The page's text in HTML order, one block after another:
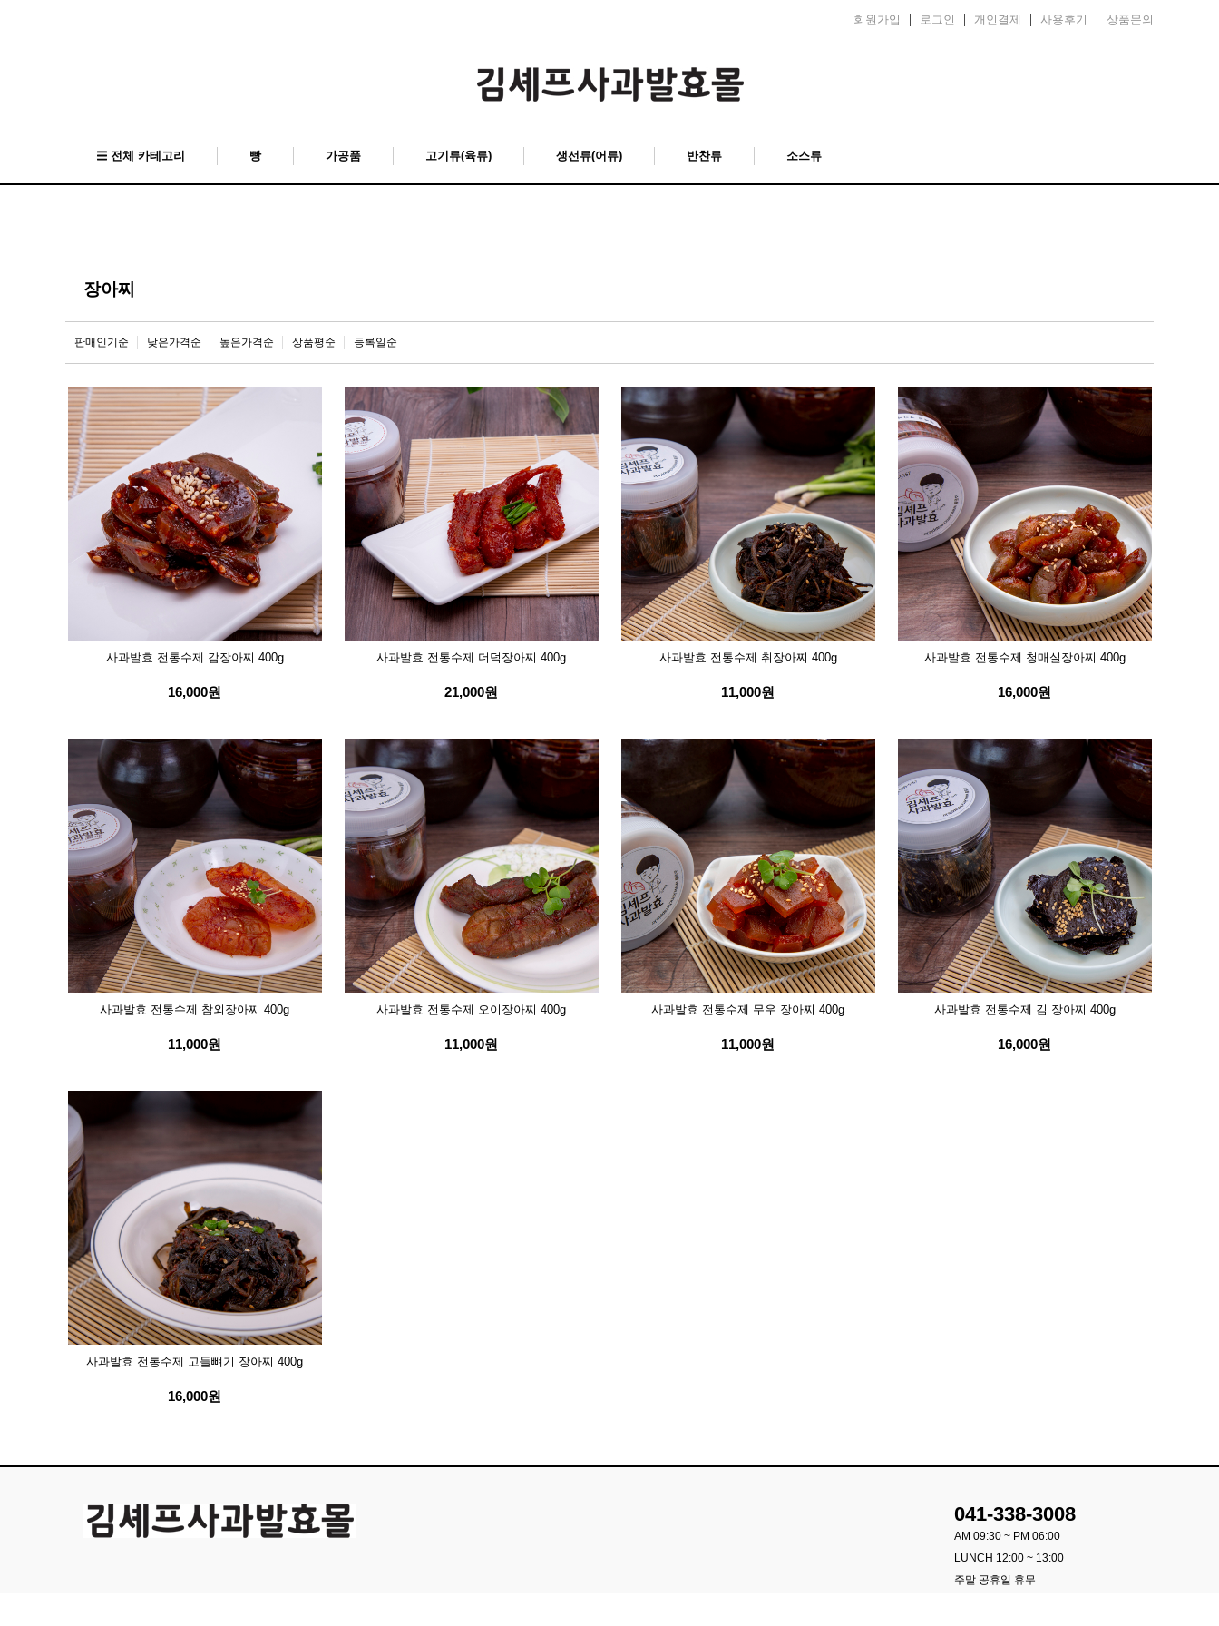
회원가입 로그인 개인결제 사용후기 상품문의
전체 카테고리 빵 가공품 고기류(육류) 생선류(어류) 반찬류 소스류
장아찌
판매인기순 낮은가격순 높은가격순 상품평순 등록일순
사과발효 전통수제 감장아찌 400g
16,000원
사과발효 전통수제 더덕장아찌 400g
21,000원
사과발효 전통수제 취장아찌 400g
11,000원
사과발효 전통수제 청매실장아찌 400g
16,000원
사과발효 전통수제 참외장아찌 400g
11,000원
사과발효 전통수제 오이장아찌 400g
11,000원
사과발효 전통수제 무우 장아찌 400g
11,000원
사과발효 전통수제 김 장아찌 400g
16,000원
사과발효 전통수제 고들뺴기 장아찌 400g
16,000원
041-338-3008
AM 09:30 ~ PM 06:00
LUNCH 12:00 ~ 13:00
주말 공휴일 휴무